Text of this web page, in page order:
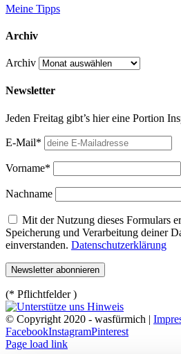
Meine Tipps
Archiv
Archiv
Newsletter
Jeden Freitag gibt’s hier eine Portion
E-Mail*
Vorname*
Nachname
Mit der Nutzung dieses Formulars
Speicherung und Verarbeitung deiner
einverstanden. Datenschutzerklärung
(* Pflichtfelder )
© Copyright 2020 - wasfürmich |
FacebookInstagramPinterest
Page load link